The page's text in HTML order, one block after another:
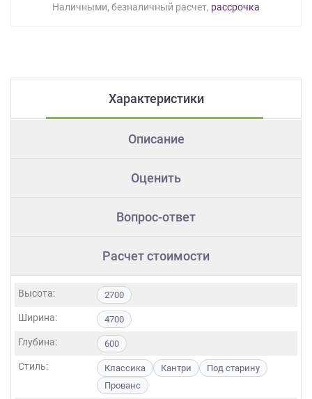
Наличными, безналичный расчет, рассрочка
Характеристики
Описание
Оценить
Вопрос-ответ
Расчет стоимости
Высота: 2700
Ширина: 4700
Глубина: 600
Стиль: Классика Кантри
Под старину
Прованс